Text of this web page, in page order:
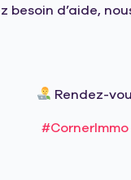
besoin d’aide,
Rendez-
#CornerImmo